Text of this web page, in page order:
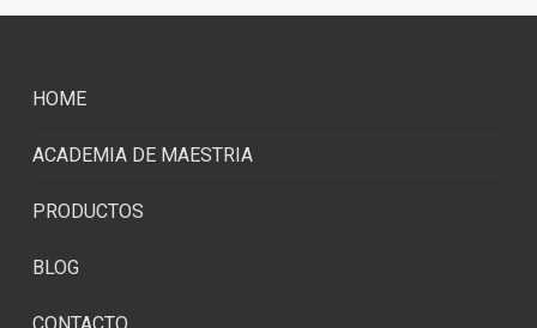
HOME
ACADEMIA DE MAESTRIA
PRODUCTOS
BLOG